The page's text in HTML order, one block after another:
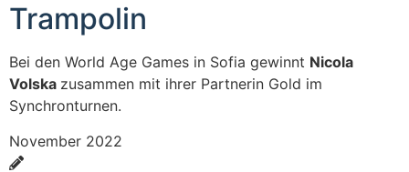
Trampolin
Bei den World Age Games in Sofia gewinnt Nicola
Volska zusammen mit ihrer Partnerin Gold im
Synchronturnen.
November 2022